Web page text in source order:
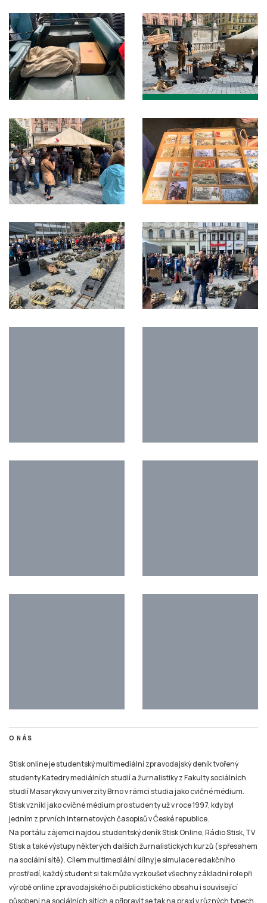
O NÁS
Stisk online je studentský multimediální zpravodajský deník tvořený
studenty Katedry mediálních studií a žurnalistiky z Fakulty sociálních
studií Masarykovy univerzity Brno v rámci studia jako cvičné médium.
Stisk vznikl jako cvičné médium pro studenty už v roce 1997, kdy byl
jedním z prvních internetových časopisů v České republice.
Na portálu zájemci najdou studentský deník Stisk Online, Rádio Stisk, TV
Stisk a také výstupy některých dalších žurnalistických kurzů (s přesahem
na sociální sítě). Cílem multimediální dílny je simulace redakčního
prostředí, každý student si tak může vyzkoušet všechny základní role při
výrobě online zpravodajského či publicistického obsahu i související
působení na sociálních sítích a připravit se tak na praxi v různých typech